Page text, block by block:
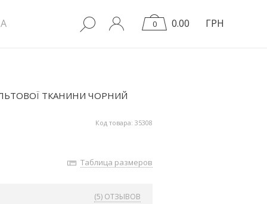
0 0.00 ГРН
ТКАНИНИ ЧОРНИЙ
Код товара: 35308
Таблица размеров
(5) ОТЗЫВОВ